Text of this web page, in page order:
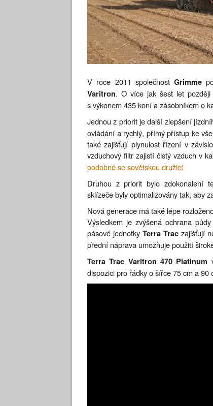
V roce 2011 společnostGrimme
Varitron. O více jak šest let později
s výkonem 435 koní a zásobníkem o
Jednou z priorit je další zlepšení
ovládání a rychlý, přímý přístup ke
také zajišťují plynulost řízení v
vzduchový filtr zajistí čistý vzduch v
podobné se sovětskou družicí
Druhou z priorit bylo zdokonalení
sklízeče byly optimalizovány tak, aby
Nová generace má také lépe
Výsledkem je zvýšená ochrana
pásové jednotky Terra Traczajišťují
přední náprava umožňuje použití
Terra Trac Varitron 470 Platinum
dispozici pro řádky o šířce 75 cm a 90